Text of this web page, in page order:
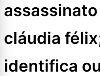
cláudia
identifica